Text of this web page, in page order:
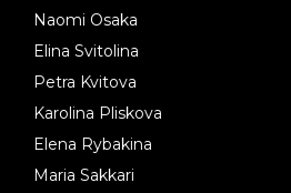
Naomi Osaka
Elina Svitolina
Petra Kvitova
Karolina Pliskova
Elena Rybakina
Maria Sakkari